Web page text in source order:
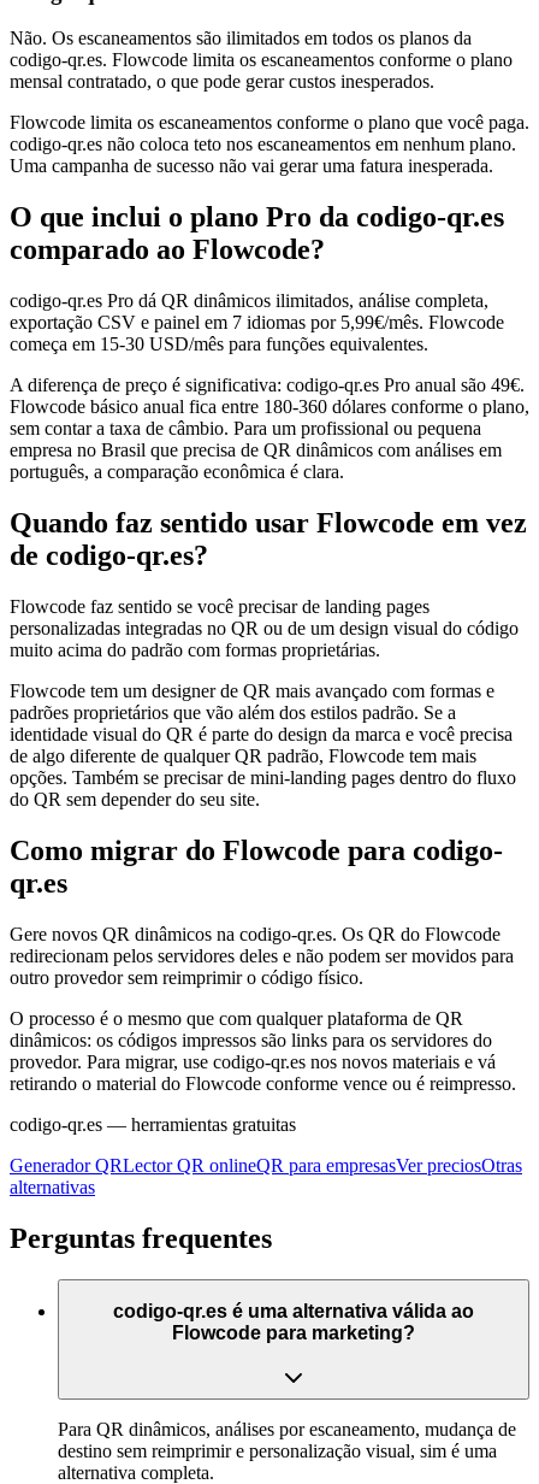
Não. Os escaneamentos são ilimitados em todos os planos da
codigo-qr.es. Flowcode limita os escaneamentos conforme o plano
mensal contratado, o que pode gerar custos inesperados.
Flowcode limita os escaneamentos conforme o plano que você paga.
codigo-qr.es não coloca teto nos escaneamentos em nenhum plano.
Uma campanha de sucesso não vai gerar uma fatura inesperada.
O que inclui o plano Pro da codigo-qr.es
comparado ao Flowcode?
codigo-qr.es Pro dá QR dinâmicos ilimitados, análise completa,
exportação CSV e painel em 7 idiomas por 5,99€/mês. Flowcode
começa em 15-30 USD/mês para funções equivalentes.
A diferença de preço é significativa: codigo-qr.es Pro anual são 49€.
Flowcode básico anual fica entre 180-360 dólares conforme o plano,
sem contar a taxa de câmbio. Para um profissional ou pequena
empresa no Brasil que precisa de QR dinâmicos com análises em
português, a comparação econômica é clara.
Quando faz sentido usar Flowcode em vez
de codigo-qr.es?
Flowcode faz sentido se você precisar de landing pages
personalizadas integradas no QR ou de um design visual do código
muito acima do padrão com formas proprietárias.
Flowcode tem um designer de QR mais avançado com formas e
padrões proprietários que vão além dos estilos padrão. Se a
identidade visual do QR é parte do design da marca e você precisa
de algo diferente de qualquer QR padrão, Flowcode tem mais
opções. Também se precisar de mini-landing pages dentro do fluxo
do QR sem depender do seu site.
Como migrar do Flowcode para codigo-
qr.es
Gere novos QR dinâmicos na codigo-qr.es. Os QR do Flowcode
redirecionam pelos servidores deles e não podem ser movidos para
outro provedor sem reimprimir o código físico.
O processo é o mesmo que com qualquer plataforma de QR
dinâmicos: os códigos impressos são links para os servidores do
provedor. Para migrar, use codigo-qr.es nos novos materiais e vá
retirando o material do Flowcode conforme vence ou é reimpresso.
codigo-qr.es — herramientas gratuitas
Generador QRLector QR onlineQR para empresasVer preciosOtras
alternativas
Perguntas frequentes
codigo-qr.es é uma alternativa válida ao
Flowcode para marketing?
Para QR dinâmicos, análises por escaneamento, mudança de
destino sem reimprimir e personalização visual, sim é uma
alternativa completa.